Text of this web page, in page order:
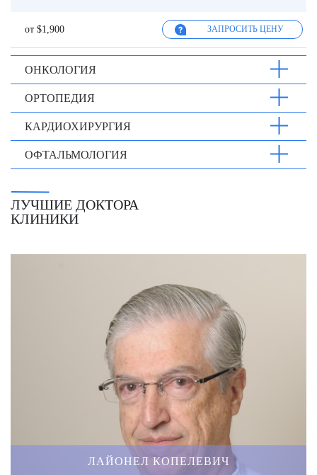
от $1,900 ЗАПРОСИТЬ ЦЕНУ
ОНКОЛОГИЯ
ОРТОПЕДИЯ
КАРДИОХИРУРГИЯ
ОФТАЛЬМОЛОГИЯ
ЛУЧШИЕ ДОКТОРА
КЛИНИКИ
ЛАЙОНЕЛ КОПЕЛЕВИЧ